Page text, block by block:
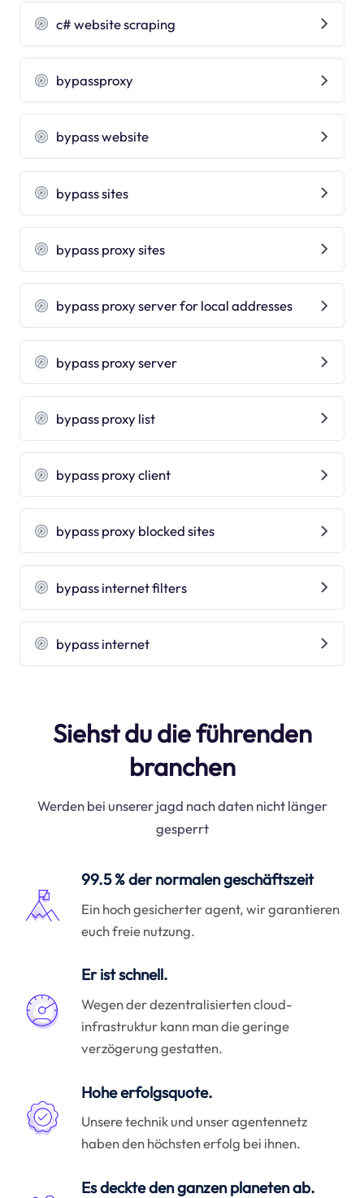
c# website scraping
bypassproxy
bypass website
bypass sites
bypass proxy sites
bypass proxy server for local addresses
bypass proxy server
bypass proxy list
bypass proxy client
bypass proxy blocked sites
bypass internet filters
bypass internet
Siehst du die führenden
branchen
Werden bei unserer jagd nach daten nicht länger
gesperrt
99.5 % der normalen geschäftszeit
Ein hoch gesicherter agent, wir garantieren
euch freie nutzung.
Er ist schnell.
Wegen der dezentralisierten cloud-
infrastruktur kann man die geringe
verzögerung gestatten.
Hohe erfolgsquote.
Unsere technik und unser agentennetz
haben den höchsten erfolg bei ihnen.
Es deckte den ganzen planeten ab.